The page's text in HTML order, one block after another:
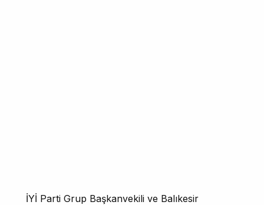
İYİ Parti Grup Başkanvekili ve Balıkesir